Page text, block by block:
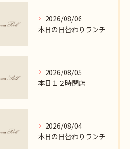
2026/08/06
本日の日替わりランチ
2026/08/05
本日１２時閉店
2026/08/04
本日の日替わりランチ